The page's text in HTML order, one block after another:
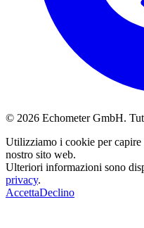
© 2026 Echometer GmbH.
Utilizziamo i cookie per
nostro sito web.
Ulteriori informazioni sono
privacy.
AccettaDeclino